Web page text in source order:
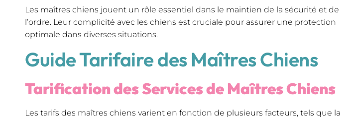
Les maîtres chiens jouent un rôle essentiel dans le maintien de la sécurité et de
l’ordre. Leur complicité avec les chiens est cruciale pour assurer une protection
optimale dans diverses situations.
Guide Tarifaire des Maîtres Chiens
Tarification des Services de Maîtres Chiens
Les tarifs des maîtres chiens varient en fonction de plusieurs facteurs, tels que la